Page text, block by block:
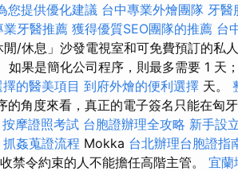
您提供優化建議 台中專業外燴團隊 牙醫
業牙醫推薦 獲得優質SEO團隊的推薦 台
/休息」沙發電視室和可免費預訂的私
果是簡化公司程序，則最多需要 1 天
的醫美項目 到府外燴的便利選擇 天。
的角度來看，真正的電子簽名只能在匈
按摩證照考試 台胞證辦理全攻略 新手設
抓姦蒐證流程 Mokka 台北辦理台胞證指
禁令約束的人不能擔任高階主管。 宜蘭